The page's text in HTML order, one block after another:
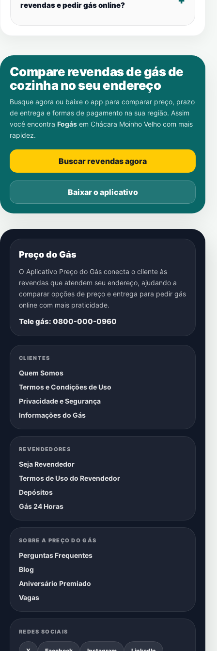
revendas e pedir gás online?
Compare revendas de gás de
cozinha no seu endereço
Busque agora ou baixe o app para comparar preço, prazo
de entrega e formas de pagamento na sua região. Assim
você encontra Fogás em Chácara Moinho Velho com mais
rapidez.
Buscar revendas agora
Baixar o aplicativo
Preço do Gás
O Aplicativo Preço do Gás conecta o cliente às
revendas que atendem seu endereço, ajudando a
comparar opções de preço e entrega para pedir gás
online com mais praticidade.
Tele gás: 0800-000-0960
CLIENTES
Quem Somos
Termos e Condições de Uso
Privacidade e Segurança
Informações do Gás
REVENDEDORES
Seja Revendedor
Termos de Uso do Revendedor
Depósitos
Gás 24 Horas
SOBRE A PREÇO DO GÁS
Perguntas Frequentes
Blog
Aniversário Premiado
Vagas
REDES SOCIAIS